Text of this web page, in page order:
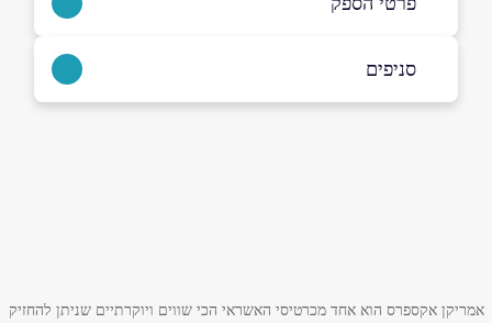
סניפים
אמריקן אקספרס הוא אחד מכרטיסי האשראי הכי שווים ויוקרתיים שניתן להחזיק